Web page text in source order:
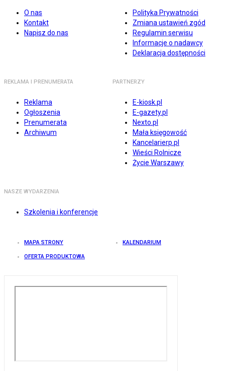
O nas
Kontakt
Napisz do nas
Polityka Prywatności
Zmiana ustawień zgód
Regulamin serwisu
Informacje o nadawcy
Deklaracja dostępności
REKLAMA I PRENUMERATA
Reklama
Ogłoszenia
Prenumerata
Archiwum
PARTNERZY
E-kiosk.pl
E-gazety.pl
Nexto.pl
Mała księgowość
Kancelarierp.pl
Wieści Rolnicze
Życie Warszawy
NASZE WYDARZENIA
Szkolenia i konferencje
MAPA STRONY KALENDARIUM
OFERTA PRODUKTOWA